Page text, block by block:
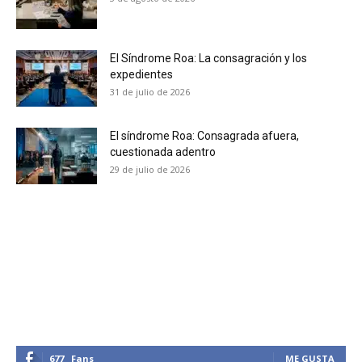
El Síndrome Roa: La consagración y los
expedientes
31 de julio de 2026
El síndrome Roa: Consagrada afuera,
cuestionada adentro
29 de julio de 2026
677 Fans ME GUSTA